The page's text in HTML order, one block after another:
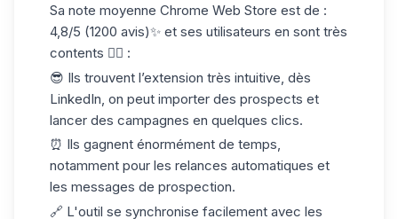
Sa note moyenne Chrome Web Store est de :
4,8/5 (1200 avis)✨ et ses utilisateurs en sont très
contents 👇🏻 :
😎 Ils trouvent l’extension très intuitive , dès
LinkedIn , on peut importer des prospects et
lancer des campagnes en quelques clics.
⏰ Ils gagnent énormément de temps,
notamment pour les relances automatiques et
les messages de prospection.
🔗 L'outil se synchronise facilement avec les